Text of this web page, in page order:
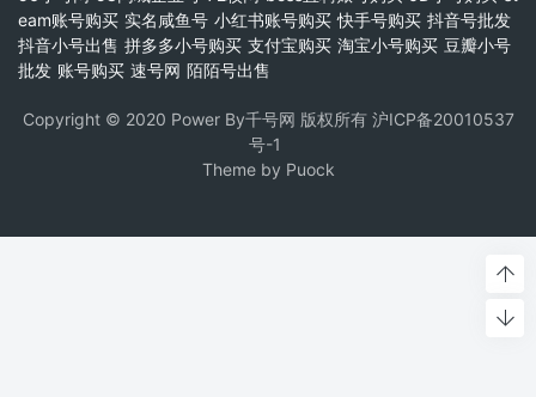
eam账号购买 实名咸鱼号 小红书账号购买 快手号购买 抖音号批发
抖音小号出售 拼多多小号购买 支付宝购买 淘宝小号购买 豆瓣小号
批发 账号购买 速号网 陌陌号出售
Copyright © 2020 Power By千号网 版权所有 沪ICP备20010537
号-1
Theme by Puock